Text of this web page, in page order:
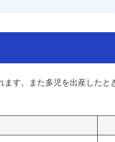
す。また多児を出産したと